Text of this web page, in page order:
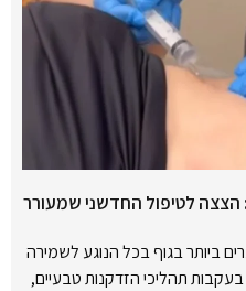
לטיפול החדשני שמעורר
ביותר בגוף בכל הנוגע לשמירה
תהליכי הזדקנות טבעיים,